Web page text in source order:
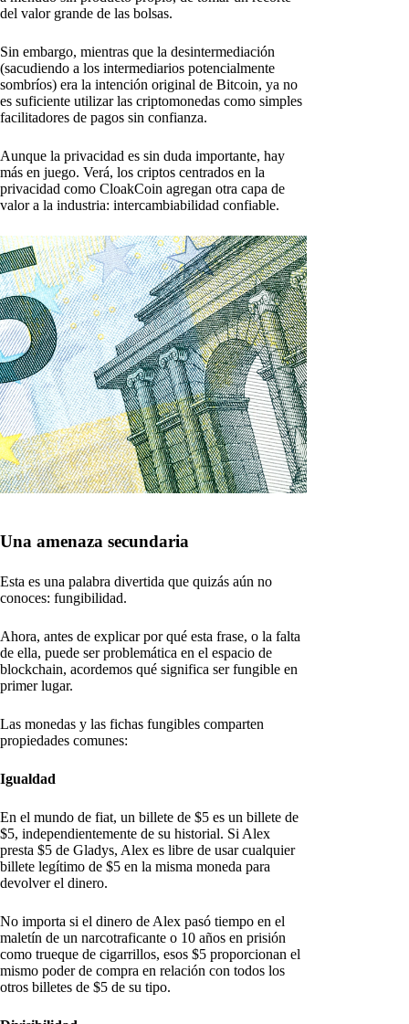
del valor grande de las bolsas.
Sin embargo, mientras que la desintermediación
(sacudiendo a los intermediarios potencialmente
sombríos) era la intención original de Bitcoin, ya no
es suficiente utilizar las criptomonedas como simples
facilitadores de pagos sin confianza.
Aunque la privacidad es sin duda importante, hay
más en juego. Verá, los criptos centrados en la
privacidad como CloakCoin agregan otra capa de
valor a la industria: intercambiabilidad confiable.
Una amenaza secundaria
Esta es una palabra divertida que quizás aún no
conoces: fungibilidad.
Ahora, antes de explicar por qué esta frase, o la falta
de ella, puede ser problemática en el espacio de
blockchain, acordemos qué significa ser fungible en
primer lugar.
Las monedas y las fichas fungibles comparten
propiedades comunes:
Igualdad
En el mundo de fiat, un billete de $5 es un billete de
$5, independientemente de su historial. Si Alex
presta $5 de Gladys, Alex es libre de usar cualquier
billete legítimo de $5 en la misma moneda para
devolver el dinero.
No importa si el dinero de Alex pasó tiempo en el
maletín de un narcotraficante o 10 años en prisión
como trueque de cigarrillos, esos $5 proporcionan el
mismo poder de compra en relación con todos los
otros billetes de $5 de su tipo.